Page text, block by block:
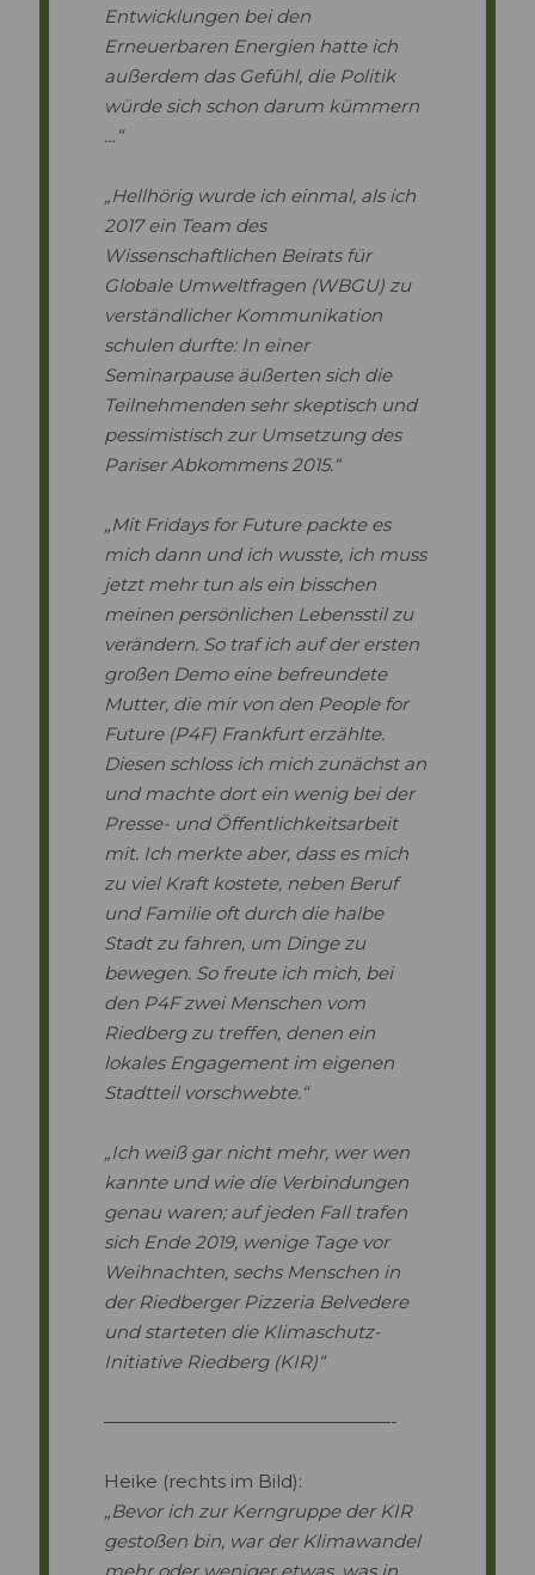
Entwicklungen bei den
Erneuerbaren Energien hatte ich
außerdem das Gefühl, die Politik
würde sich schon darum kümmern
…“
„Hellhörig wurde ich einmal, als ich
2017 ein Team des
Wissenschaftlichen Beirats für
Globale Umweltfragen (WBGU) zu
verständlicher Kommunikation
schulen durfte: In einer
Seminarpause äußerten sich die
Teilnehmenden sehr skeptisch und
pessimistisch zur Umsetzung des
Pariser Abkommens 2015.“
„Mit Fridays for Future packte es
mich dann und ich wusste, ich muss
jetzt mehr tun als ein bisschen
meinen persönlichen Lebensstil zu
verändern. So traf ich auf der ersten
großen Demo eine befreundete
Mutter, die mir von den People for
Future (P4F) Frankfurt erzählte.
Diesen schloss ich mich zunächst an
und machte dort ein wenig bei der
Presse- und Öffentlichkeitsarbeit
mit. Ich merkte aber, dass es mich
zu viel Kraft kostete, neben Beruf
und Familie oft durch die halbe
Stadt zu fahren, um Dinge zu
bewegen. So freute ich mich, bei
den P4F zwei Menschen vom
Riedberg zu treffen, denen ein
lokales Engagement im eigenen
Stadtteil vorschwebte.“
„Ich weiß gar nicht mehr, wer wen
kannte und wie die Verbindungen
genau waren; auf jeden Fall trafen
sich Ende 2019, wenige Tage vor
Weihnachten, sechs Menschen in
der Riedberger Pizzeria Belvedere
und starteten die Klimaschutz-
Initiative Riedberg (KIR)“
————————————————-
Heike (rechts im Bild):
„Bevor ich zur Kerngruppe der KIR
gestoßen bin, war der Klimawandel